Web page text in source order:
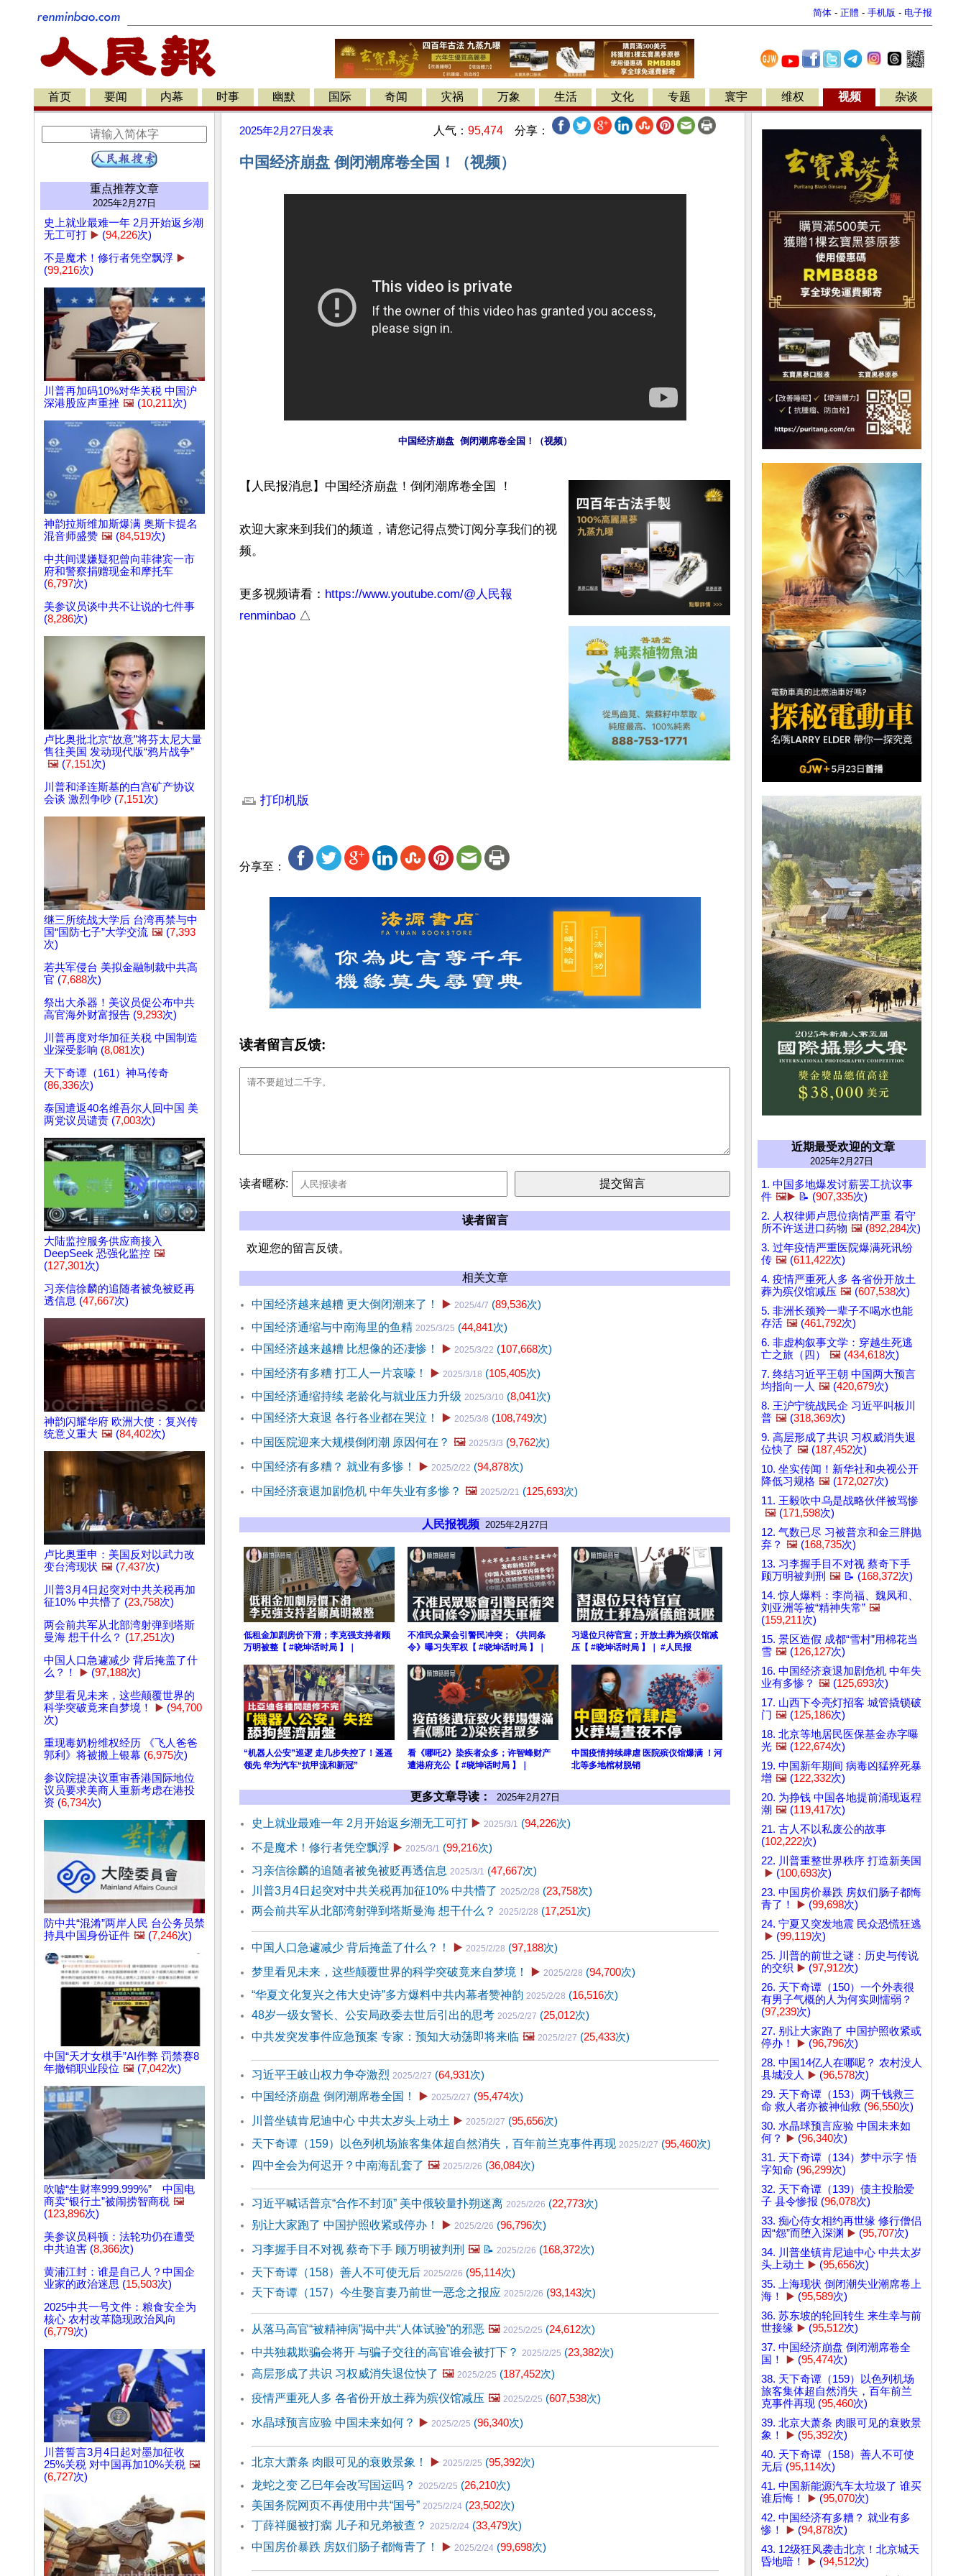
简体 - 正體 - 手机版 - 电子报
首页 要闻 内幕 时事 幽默 国际 奇闻 灾祸 万象 生活 文化 专题 寰宇 维权 视频 杂谈
重点推荐文章
2025年2月27日
史上就业最难一年 2月开始返乡潮
无工可打 ▶️ (94,226次)
不是魔术！修行者凭空飘浮 ▶️
(99,216次)
川普再加码10%对华关税 中国沪
深港股应声重挫 🖼️ (10,211次)
神韵拉斯维加斯爆满 奥斯卡提名
混音师盛赞 🖼️ (84,519次)
中共间谍嫌疑犯曾向菲律宾一市
府和警察捐赠现金和摩托车
(6,797次)
美参议员谈中共不让说的七件事
(8,286次)
卢比奥批北京“故意”将芬太尼大量
售往美国 发动现代版“鸦片战争”
🖼️ (7,151次)
川普和泽连斯基的白宫矿产协议
会谈 激烈争吵 (7,151次)
继三所统战大学后 台湾再禁与中
国“国防七子”大学交流 🖼️ (7,393
次)
若共军侵台 美拟金融制裁中共高
官 (7,688次)
祭出大杀器！美议员促公布中共
高官海外财富报告 (9,293次)
川普再度对华加征关税 中国制造
业深受影响 (8,081次)
天下奇谭（161）神马传奇
(86,336次)
泰国遣返40名维吾尔人回中国 美
两党议员谴责 (7,003次)
大陆监控服务供应商接入
DeepSeek 恐强化监控 🖼️
(127,301次)
习亲信徐麟的追随者被免被贬再
透信息 (47,667次)
神韵闪耀华府 欧洲大使：复兴传
统意义重大 🖼️ (84,402次)
卢比奥重申：美国反对以武力改
变台湾现状 🖼️ (7,437次)
川普3月4日起突对中共关税再加
征10% 中共懵了 (23,758次)
两会前共军从北部湾射弹到塔斯
曼海 想干什么？ (17,251次)
中国人口急遽减少 背后掩盖了什
么？！
▶️ (97,188次)
梦里看见未来，这些颠覆世界的
科学突破竟来自梦境！
▶️ (94,700
次)
重现毒奶粉维权经历 《飞人爸爸
郭利》将被搬上银幕 (6,975次)
参议院提决议重审香港国际地位
议员要求美商人重新考虑在港投
资 (6,734次)
防中共“混淆”两岸人民 台公务员禁
持具中国身份证件 🖼️ (7,246次)
中国“天才女棋手”AI作弊 罚禁赛8
年撤销职业段位 🖼️ (7,042次)
吹嘘“生财率999.999%” 中国电
商卖“银行土”被闹捞智商税 🖼️
(123,896次)
美参议员科顿：法轮功仍在遭受
中共迫害 (8,366次)
黄浦江封：谁是自己人？中国企
业家的政治迷思 (15,503次)
2025中共一号文件：粮食安全为
核心 农村改革隐现政治风向
(6,779次)
川普誓言3月4日起对墨加征收
25%关税 对中国再加10%关税 🖼️
(6,727次)
2025年2月27日 发表 人气： 95,474 分享：
中国经济崩盘 倒闭潮席卷全国！（视频）
中国经济崩盘  倒闭潮席卷全国！（视频）
【人民报消息】中国经济崩盘！倒闭潮席卷全国 ！
欢迎大家来到我们的频道，请您记得点赞订阅分享我们的视
频。
更多视频请看： https://www.youtube.com/@人民報
renminbao △
打印机版
分享至：
读者留言反馈:
读者暱称:
读者留言
欢迎您的留言反馈。
相关文章
中国经济越来越糟 更大倒闭潮来了！ ▶️ 2025/4/7 (89,536次)
中国经济通缩与中南海里的鱼精 2025/3/25 (44,841次)
中国经济越来越糟 比想像的还凄惨！
▶️ 2025/3/22 (107,668次)
中国经济有多糟 打工人一片哀嚎！
▶️ 2025/3/18 (105,405次)
中国经济通缩持续 老龄化与就业压力升级 2025/3/10 (8,041次)
中国经济大衰退 各行各业都在哭泣！
▶️ 2025/3/8 (108,749次)
中国医院迎来大规模倒闭潮 原因何在？ 🖼️ 2025/3/3 (9,762次)
中国经济有多糟？ 就业有多惨！
▶️ 2025/2/22 (94,878次)
中国经济衰退加剧危机 中年失业有多惨？ 🖼️ 2025/2/21 (125,693次)
人民报视频 2025年2月27日
低租金加剧房价下滑；李克强支持者顾
万明被整【 #晓坤话时局 】｜
不准民众聚会引警民冲突；《共同条
令》曝习失军权【 #晓坤话时局 】｜
习退位只待官宣；开放土葬为殡仪馆减
压【 #晓坤话时局 】｜ #人民报
“机器人公安”巡逻 走几步失控了！遥遥
领先 华为汽车“抗甲流和新冠”
看《哪吒2》染疾者众多；许智峰财产
遭港府充公【 #晓坤话时局 】｜
中国疫情持续肆虐 医院殡仪馆爆满 ！河
北等多地棺材脱销
更多文章导读： 2025年2月27日
史上就业最难一年 2月开始返乡潮无工可打 ▶️ 2025/3/1 (94,226次)
不是魔术！修行者凭空飘浮 ▶️ 2025/3/1 (99,216次)
习亲信徐麟的追随者被免被贬再透信息 2025/3/1 (47,667次)
川普3月4日起突对中共关税再加征10% 中共懵了 2025/2/28 (23,758次)
两会前共军从北部湾射弹到塔斯曼海 想干什么？ 2025/2/28 (17,251次)
中国人口急遽减少 背后掩盖了什么？！ ▶️ 2025/2/28 (97,188次)
梦里看见未来，这些颠覆世界的科学突破竟来自梦境！
▶️ 2025/2/28 (94,700次)
“华夏文化复兴之伟大史诗”多方爆料中共内幕者赞神韵 2025/2/28 (16,516次)
48岁一级女警长、公安局政委去世后引出的思考 2025/2/27 (25,012次)
中共发突发事件应急预案 专家：预知大动荡即将来临 🖼️ 2025/2/27 (25,433次)
习近平王岐山权力争夺激烈 2025/2/27 (64,931次)
中国经济崩盘 倒闭潮席卷全国！
▶️ 2025/2/27 (95,474次)
川普坐镇肯尼迪中心 中共太岁头上动土 ▶️ 2025/2/27 (95,656次)
天下奇谭（159）以色列机场旅客集体超自然消失，百年前兰克事件再现 2025/2/27 (95,460次)
四中全会为何迟开？中南海乱套了 🖼️ 2025/2/26 (36,084次)
习近平喊话普京“合作不封顶” 美中俄较量扑朔迷离 2025/2/26 (22,773次)
别让大家跑了 中国护照收紧或停办！
▶️ 2025/2/26 (96,796次)
习李握手目不对视 蔡奇下手 顾万明被判刑 🖼️ 📝 2025/2/26 (168,372次)
天下奇谭（158）善人不可使无后 2025/2/26 (95,114次)
天下奇谭（157）今生娶盲妻乃前世一恶念之报应 2025/2/26 (93,143次)
从落马高官“被精神病”揭中共“人体试验”的邪恶 🖼️ 2025/2/25 (24,612次)
中共独裁欺骗会将开 与骗子交往的高官谁会被打下？ 2025/2/25 (23,382次)
高层形成了共识 习权威消失退位快了 🖼️ 2025/2/25 (187,452次)
疫情严重死人多 各省份开放土葬为殡仪馆减压 🖼️ 2025/2/25 (607,538次)
水晶球预言应验 中国未来如何？ ▶️ 2025/2/25 (96,340次)
北京大萧条 肉眼可见的衰败景象！ ▶️ 2025/2/25 (95,392次)
龙蛇之变 乙巳年会改写国运吗？ 2025/2/25 (26,210次)
美国务院网页不再使用中共“国号” 2025/2/24 (23,502次)
丁薛祥腿被打瘸 儿子和兄弟被查？ 2025/2/24 (33,479次)
中国房价暴跌 房奴们肠子都悔青了！
▶️ 2025/2/24 (99,698次)
近期最受欢迎的文章
2025年2月27日
1. 中国多地爆发讨薪罢工抗议事
件 🖼️▶️ 📝 (907,335次)
2. 人权律师卢思位病情严重 看守
所不许送进口药物 🖼️ (892,284次)
3. 过年疫情严重医院爆满死讯纷
传 🖼️ (611,422次)
4. 疫情严重死人多 各省份开放土
葬为殡仪馆减压 🖼️ (607,538次)
5. 非洲长颈羚一辈子不喝水也能
存活 🖼️ (461,792次)
6. 非虚构叙事文学：穿越生死逃
亡之旅（四）
🖼️ (434,618次)
7. 终结习近平王朝 中国两大预言
均指向一人 🖼️ (420,679次)
8. 王沪宁统战民企 习近平叫板川
普 🖼️ (318,369次)
9. 高层形成了共识 习权威消失退
位快了 🖼️ (187,452次)
10. 坐实传闻！新华社和央视公开
降低习规格 🖼️ (172,027次)
11. 王毅吹中乌是战略伙伴被骂惨
🖼️ (171,598次)
12. 气数已尽 习被普京和金三胖抛
弃？ 🖼️ (168,735次)
13. 习李握手目不对视 蔡奇下手
顾万明被判刑 🖼️ 📝 (168,372次)
14. 惊人爆料：李尚福、魏凤和、
刘亚洲等被“精神失常” 🖼️
(159,211次)
15. 景区造假 成都“雪村”用棉花当
雪 🖼️ (126,127次)
16. 中国经济衰退加剧危机 中年失
业有多惨？ 🖼️ (125,693次)
17. 山西下令亮灯招客 城管撬锁破
门 🖼️ (125,186次)
18. 北京等地居民医保基金赤字曝
光 🖼️ (122,674次)
19. 中国新年期间 病毒凶猛猝死暴
增 🖼️ (122,332次)
20. 为挣钱 中国各地提前涌现返程
潮 🖼️ (119,417次)
21. 古人不以私废公的故事
(102,222次)
22. 川普重整世界秩序 打造新美国
▶️ (100,693次)
23. 中国房价暴跌 房奴们肠子都悔
青了！
▶️ (99,698次)
24. 宁夏又突发地震 民众恐慌狂逃
▶️ (99,119次)
25. 川普的前世之谜：历史与传说
的交织 ▶️ (97,912次)
26. 天下奇谭（150）一个外表很
有男子气概的人为何实则懦弱？
(97,239次)
27. 别让大家跑了 中国护照收紧或
停办！
▶️ (96,796次)
28. 中国14亿人在哪呢？ 农村没人
县城没人 ▶️ (96,578次)
29. 天下奇谭（153）两千钱救三
命 救人者亦被神仙救 (96,550次)
30. 水晶球预言应验 中国未来如
何？
▶️ (96,340次)
31. 天下奇谭（134）梦中示字 悟
字知命 (96,299次)
32. 天下奇谭（139）债主投胎爱
子 县令惨报 (96,078次)
33. 痴心侍女相约再世缘 修行僧侣
因“怨”而堕入深渊 ▶️ (95,707次)
34. 川普坐镇肯尼迪中心 中共太岁
头上动土 ▶️ (95,656次)
35. 上海现状 倒闭潮失业潮席卷上
海！
▶️ (95,589次)
36. 苏东坡的轮回转生 来生幸与前
世接缘 ▶️ (95,512次)
37. 中国经济崩盘 倒闭潮席卷全
国！
▶️ (95,474次)
38. 天下奇谭（159）以色列机场
旅客集体超自然消失，百年前兰
克事件再现 (95,460次)
39. 北京大萧条 肉眼可见的衰败景
象！
▶️ (95,392次)
40. 天下奇谭（158）善人不可使
无后 (95,114次)
41. 中国新能源汽车太垃圾了 谁买
谁后悔！
▶️ (95,070次)
42. 中国经济有多糟？ 就业有多
惨！
▶️ (94,878次)
43. 12级狂风袭击北京！北京城天
昏地暗！
▶️ (94,512次)